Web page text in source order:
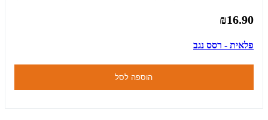
₪16.90
פלאית - רסס נגב
הוספה לסל